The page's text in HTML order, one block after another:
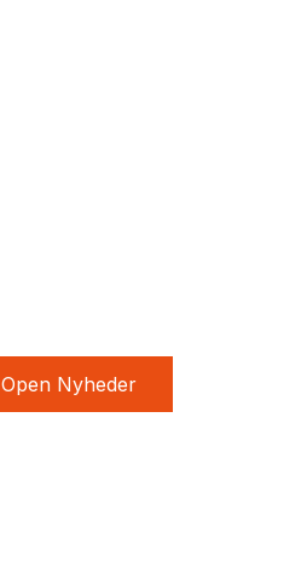
Open Nyheder